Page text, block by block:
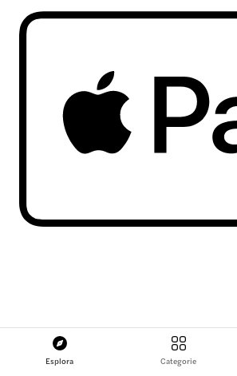
Esplora Categorie